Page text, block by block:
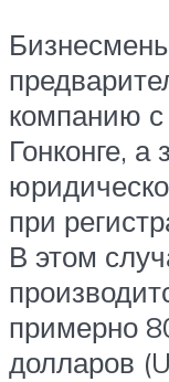
компанию
Гонконге, а
при
В этом
примерно
долларов